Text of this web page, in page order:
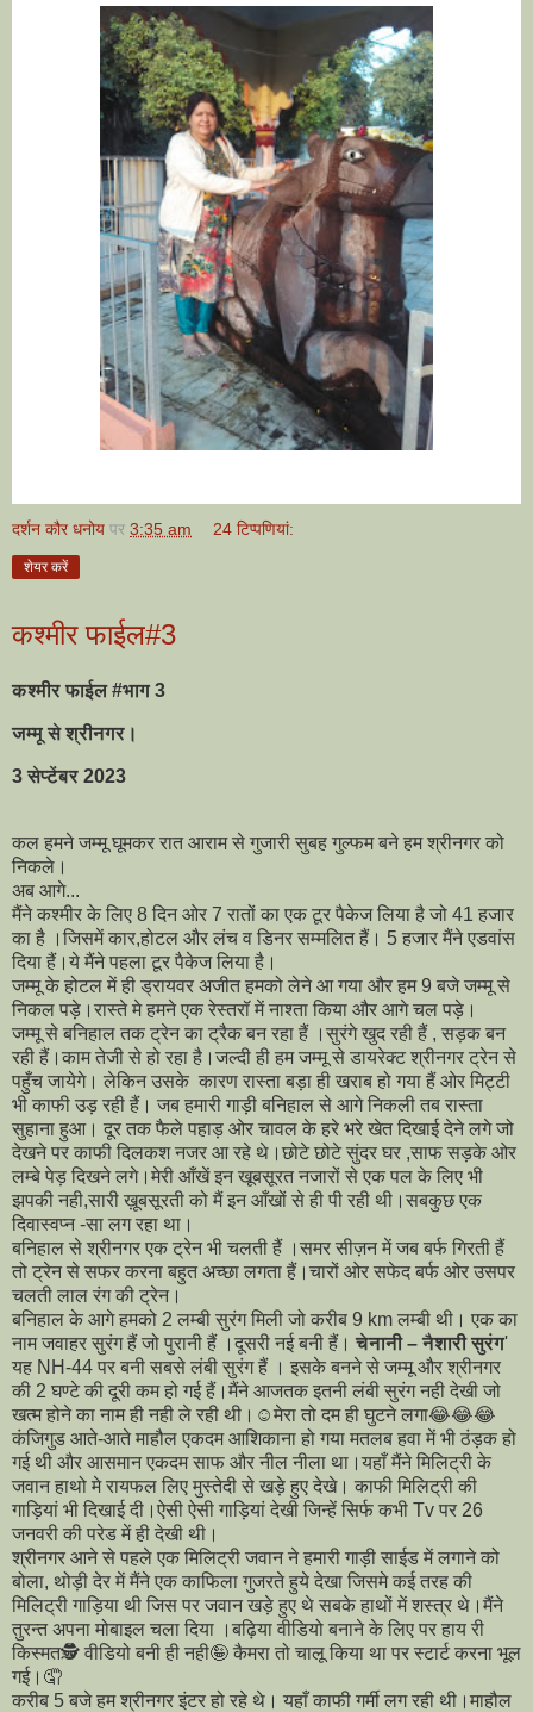
दर्शन कौर धनोय पर 3:35 am 24 टिप्‍पणियां:
शेयर करें
कश्मीर फाईल#3
कश्मीर फाईल #भाग 3
जम्मू से श्रीनगर।
3 सेप्टेंबर 2023
कल हमने जम्मू घूमकर रात आराम से गुजारी सुबह गुल्फम बने हम श्रीनगर को
निकले।
अब आगे...
मैंने कश्मीर के लिए 8 दिन ओर 7 रातों का एक टूर पैकेज लिया है जो 41 हजार
का है ।जिसमें कार,होटल और लंच व डिनर सम्मलित हैं। 5 हजार मैंने एडवांस
दिया हैं।ये मैंने पहला टूर पैकेज लिया है।
जम्मू के होटल में ही ड्रायवर अजीत हमको लेने आ गया और हम 9 बजे जम्मू से
निकल पड़े।रास्ते मे हमने एक रेस्तरॉ में नाश्ता किया और आगे चल पड़े।
जम्मू से बनिहाल तक ट्रेन का ट्रैक बन रहा हैं ।सुरंगे खुद रही हैं , सड़क बन
रही हैं।काम तेजी से हो रहा है।जल्दी ही हम जम्मू से डायरेक्ट श्रीनगर ट्रेन से
पहुँच जायेगे। लेकिन उसके कारण रास्ता बड़ा ही खराब हो गया हैं ओर मिट्टी
भी काफी उड़ रही हैं। जब हमारी गाड़ी बनिहाल से आगे निकली तब रास्ता
सुहाना हुआ। दूर तक फैले पहाड़ ओर चावल के हरे भरे खेत दिखाई देने लगे जो
देखने पर काफी दिलकश नजर आ रहे थे।छोटे छोटे सुंदर घर ,साफ सड़के ओर
लम्बे पेड़ दिखने लगे।मेरी आँखें इन खूबसूरत नजारों से एक पल के लिए भी
झपकी नही,सारी ख़ूबसूरती को मैं इन आँखों से ही पी रही थी।सबकुछ एक
दिवास्वप्न -सा लग रहा था।
बनिहाल से श्रीनगर एक ट्रेन भी चलती हैं ।समर सीज़न में जब बर्फ गिरती हैं
तो ट्रेन से सफर करना बहुत अच्छा लगता हैं।चारों ओर सफेद बर्फ ओर उसपर
चलती लाल रंग की ट्रेन।
बनिहाल के आगे हमको 2 लम्बी सुरंग मिली जो करीब 9 km लम्बी थी। एक का
नाम जवाहर सुरंग हैं जो पुरानी हैं ।दूसरी नई बनी हैं।चेनानी – नैशारी सुरंग'
यह NH-44 पर बनी सबसे लंबी सुरंग हैं । इसके बनने से जम्मू और श्रीनगर
की 2 घण्टे की दूरी कम हो गई हैं।मैंने आजतक इतनी लंबी सुरंग नही देखी जो
खत्म होने का नाम ही नही ले रही थी।☺️मेरा तो दम ही घुटने लगा😂😂😂
कंजिगुड आते-आते माहौल एकदम आशिकाना हो गया मतलब हवा में भी ठंड़क हो
गई थी और आसमान एकदम साफ और नील नीला था।यहाँ मैंने मिलिट्री के
जवान हाथो मे रायफल लिए मुस्तेदी से खड़े हुए देखे। काफी मिलिट्री की
गाड़ियां भी दिखाई दी।ऐसी ऐसी गाड़ियां देखी जिन्हें सिर्फ कभी Tv पर 26
जनवरी की परेड में ही देखी थी।
श्रीनगर आने से पहले एक मिलिट्री जवान ने हमारी गाड़ी साईड में लगाने को
बोला, थोड़ी देर में मैंने एक काफिला गुजरते हुये देखा जिसमे कई तरह की
मिलिट्री गाड़िया थी जिस पर जवान खड़े हुए थे सबके हाथों में शस्त्र थे।मैंने
तुरन्त अपना मोबाइल चला दिया ।बढ़िया वीडियो बनाने के लिए पर हाय री
किस्मत🕵️ वीडियो बनी ही नही🤪 कैमरा तो चालू किया था पर स्टार्ट करना भूल
गई।🤦
करीब 5 बजे हम श्रीनगर इंटर हो रहे थे। यहाँ काफी गर्मी लग रही थी।माहौल